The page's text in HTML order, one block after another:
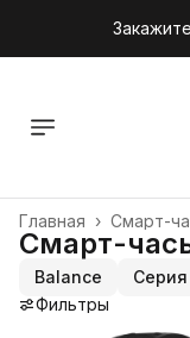
Смарт-
Главная ›
Смарт-
Balance
Фильтры